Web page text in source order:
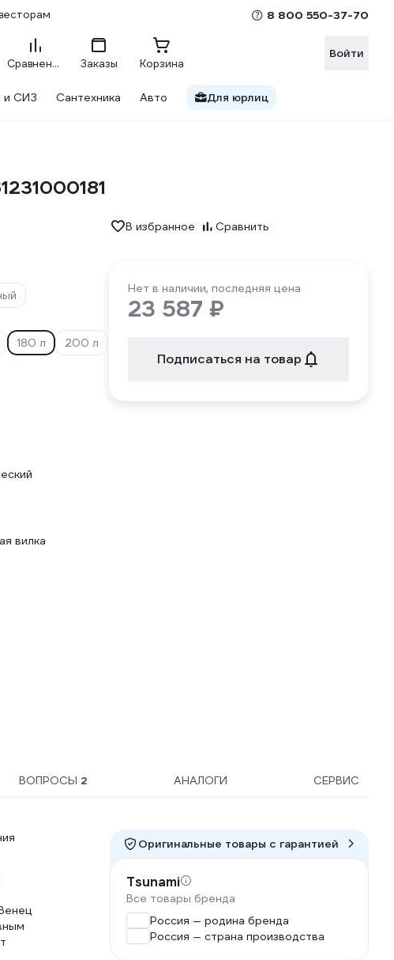
8 800 550-37-70
Сравнение Заказы Корзина
Войти
и СИЗ Сантехника Авто Для юрлиц
В избранное Сравнить
180 л
200 л
вилка
Нет в наличии, последняя цена
23 587 ₽
Подписаться на товар
ВОПРОСЫ 2 АНАЛОГИ СЕРВИС
Оригинальные товары c гарантией
Tsunami
Все товары бренда
Россия — родина бренда
Россия — страна производства